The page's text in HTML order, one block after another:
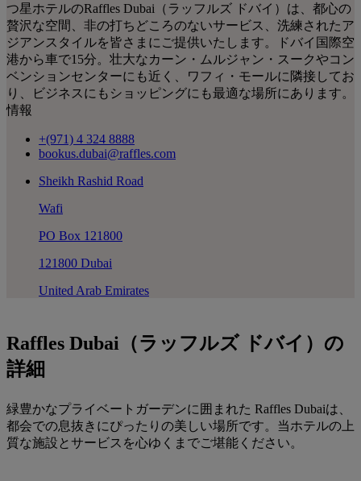
つ星ホテルのRaffles Dubai（ラッフルズ ドバイ）は、都心の
贅沢な空間、非の打ちどころのないサービス、洗練されたア
ジアンスタイルを皆さまにご提供いたします。ドバイ国際空
港から車で15分。壮大なカーン・ムルジャン・スークやコン
ベンションセンターにも近く、ワフィ・モールに隣接してお
り、ビジネスにもショッピングにも最適な場所にあります。
情報
+(971) 4 324 8888
bookus.dubai@raffles.com
Sheikh Rashid Road
Wafi
PO Box 121800
121800 Dubai
United Arab Emirates
Raffles Dubai（ラッフルズ ドバイ）の
詳細
緑豊かなプライベートガーデンに囲まれた Raffles Dubaiは、
都会での息抜きにぴったりの美しい場所です。当ホテルの上
質な施設とサービスを心ゆくまでご堪能ください。